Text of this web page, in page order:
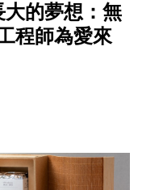
的夢想：無
程師為愛來